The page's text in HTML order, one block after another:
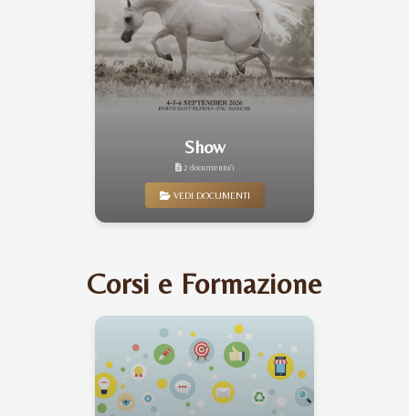
Show
2 documento/i
VEDI DOCUMENTI
Corsi e Formazione